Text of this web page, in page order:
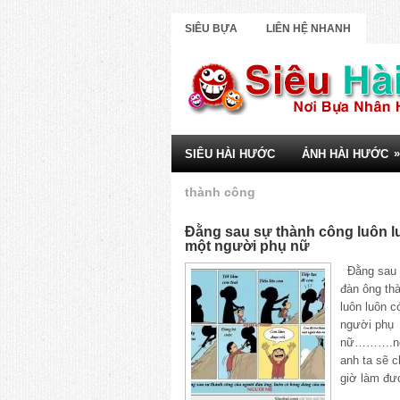
SIÊU BỰA LIÊN HỆ NHANH
SIÊU HÀI HƯỚC ẢNH HÀI HƯỚC »
thành công
Đằng sau sự thành công luôn
một người phụ nữ
Đằng
đàn ông
luôn luôn
người phụ
anh ta sẽ
giờ làm